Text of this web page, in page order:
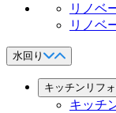
リノベ
リノベ
水回り
キッチンリフ
キッチ